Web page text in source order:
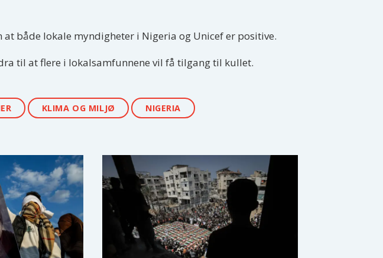
både lokale myndigheter i Nigeria og Unicef er positive.
til at flere i lokalsamfunnene vil få tilgang til kullet.
KLIMA OG MILJØ NIGERIA